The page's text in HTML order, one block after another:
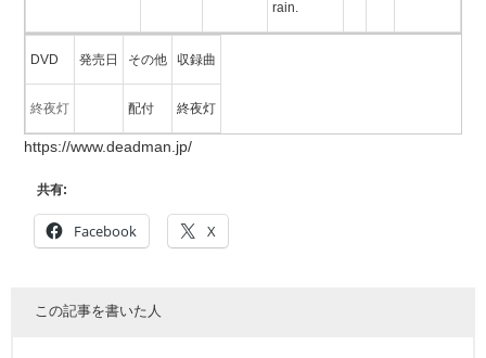
rain.
DVD 発売日 その他 収録曲
終夜灯 配付 終夜灯
https://www.deadman.jp/
共有:
Facebook X
この記事を書いた人